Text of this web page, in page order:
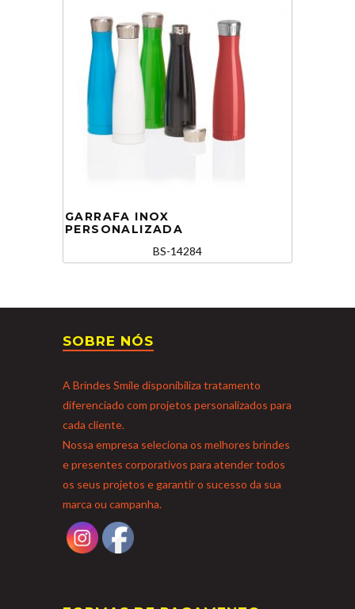
GARRAFA INOX
PERSONALIZADA
BS-14284
SOBRE NÓS
A Brindes Smile disponibiliza tratamento
diferenciado com projetos personalizados para
cada cliente.
Nossa empresa seleciona os melhores brindes
e presentes corporativos para atender todos
os seus projetos e garantir o sucesso da sua
marca ou campanha.